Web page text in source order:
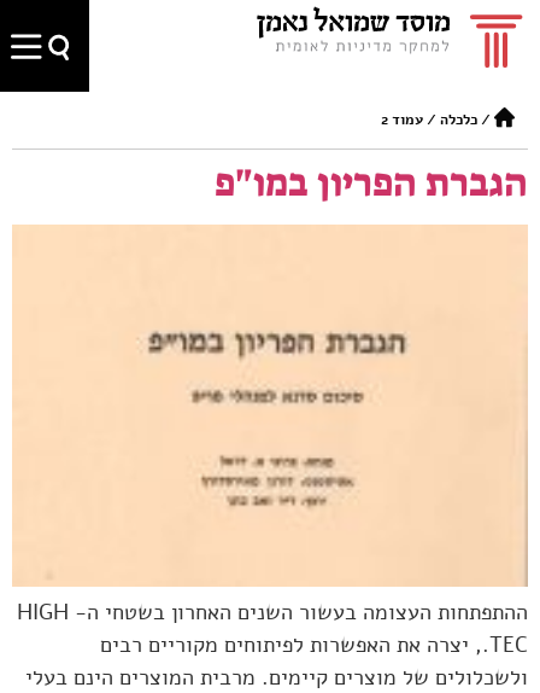
/כלכלה /עמוד 2
הגברת הפריון במו"פ
ההתפתחות העצומה בעשור השנים האחרון בשטחי ה- HIGH
TEC., יצרה את האפשרות לפיתוחים מקוריים רבים
ולשכלולים של מוצרים קיימים. מרבית המוצרים הינם בעלי